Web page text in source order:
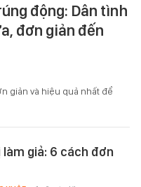
động: Dân tình
đơn giản đến
giản và hiệu quả nhất để
giả: 6 cách đơn